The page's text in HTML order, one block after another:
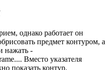
однако работает он
предмет контуром, а
нажать -
Вместо указателя
показать контур.